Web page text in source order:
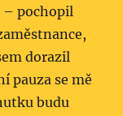
– pochopil
dorazil
pauza se mě
budu